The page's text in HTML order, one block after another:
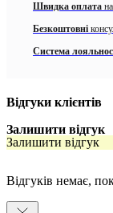
Застосування:
і нанести на чисту
Обʼєм: 300 мл
Швидка оплата
Безкоштовні
Система
Відгуки клієнтів
Залишити відгук
Залишити відгук
Відгуків немає,